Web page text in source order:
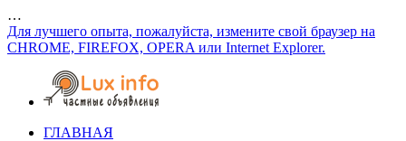
…
Для лучшего опыта, пожалуйста, измените свой браузер на
CHROME, FIREFOX, OPERA или Internet Explorer.
ГЛАВНАЯ